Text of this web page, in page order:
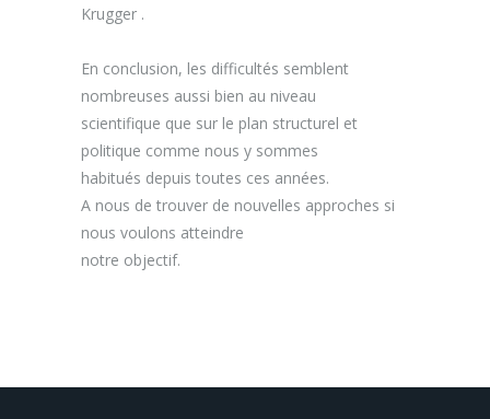
Krugger .
En conclusion, les difficultés semblent
nombreuses aussi bien au niveau
scientifique que sur le plan structurel et
politique comme nous y sommes
habitués depuis toutes ces années.
A nous de trouver de nouvelles approches si
nous voulons atteindre
notre objectif.